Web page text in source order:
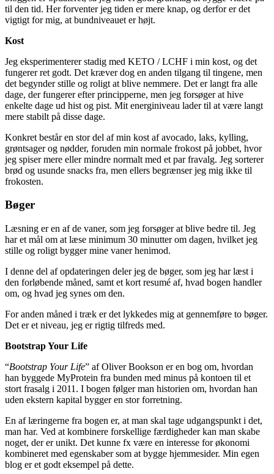
til den tid. Her forventer jeg tiden er mere knap, og derfor er det
vigtigt for mig, at bundniveauet er højt.
Kost
Jeg eksperimenterer stadig med KETO / LCHF i min kost, og det
fungerer ret godt. Det kræver dog en anden tilgang til tingene, men
det begynder stille og roligt at blive nemmere. Det er langt fra alle
dage, der fungerer efter principperne, men jeg forsøger at hive
enkelte dage ud hist og pist. Mit energiniveau lader til at være langt
mere stabilt på disse dage.
Konkret består en stor del af min kost af avocado, laks, kylling,
grøntsager og nødder, foruden min normale frokost på jobbet, hvor
jeg spiser mere eller mindre normalt med et par fravalg. Jeg sorterer
brød og usunde snacks fra, men ellers begrænser jeg mig ikke til
frokosten.
Bøger
Læsning er en af de vaner, som jeg forsøger at blive bedre til. Jeg
har et mål om at læse minimum 30 minutter om dagen, hvilket jeg
stille og roligt bygger mine vaner henimod.
I denne del af opdateringen deler jeg de bøger, som jeg har læst i
den forløbende måned, samt et kort resumé af, hvad bogen handler
om, og hvad jeg synes om den.
For anden måned i træk er det lykkedes mig at gennemføre to bøger.
Det er et niveau, jeg er rigtig tilfreds med.
Bootstrap Your Life
“Bootstrap Your Life” af Oliver Bookson er en bog om, hvordan
han byggede MyProtein fra bunden med minus på kontoen til et
stort frasalg i 2011. I bogen følger man historien om, hvordan han
uden ekstern kapital bygger en stor forretning.
En af læringerne fra bogen er, at man skal tage udgangspunkt i det,
man har. Ved at kombinere forskellige færdigheder kan man skabe
noget, der er unikt. Det kunne fx være en interesse for økonomi
kombineret med egenskaber som at bygge hjemmesider. Min egen
blog er et godt eksempel på dette.